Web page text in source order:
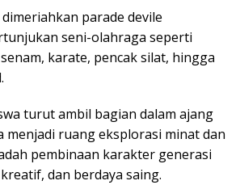
parade devile
seni-olahraga seperti
karate, pencak silat, hingga
turut ambil bagian dalam ajang
menjadi ruang eksplorasi minat dan
pembinaan karakter generasi
dan berdaya saing.